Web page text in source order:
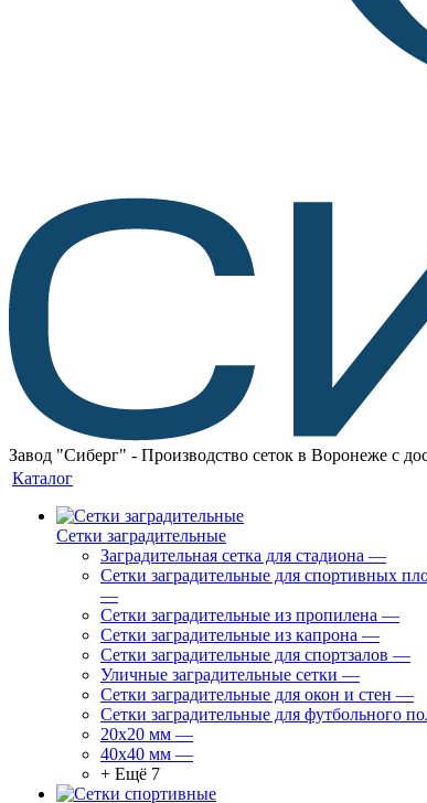
Завод "Сиберг" - Производство сеток в Воронеже с
Каталог
Сетки заградительные
Заградительная сетка для стадиона —
Сетки заградительные для спортивных
—
Сетки заградительные из пропилена —
Сетки заградительные из капрона —
Сетки заградительные для спортзалов —
Уличные заградительные сетки —
Сетки заградительные для окон и стен —
Сетки заградительные для футбольного
20х20 мм —
40х40 мм —
+ Ещё 7